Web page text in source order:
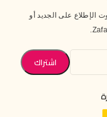
الإطلاع على الجديد أو